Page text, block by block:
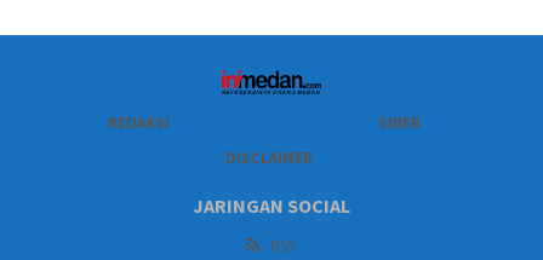
REDAKSI
SIBER
DISCLAIMER
JARINGAN SOCIAL
RSS